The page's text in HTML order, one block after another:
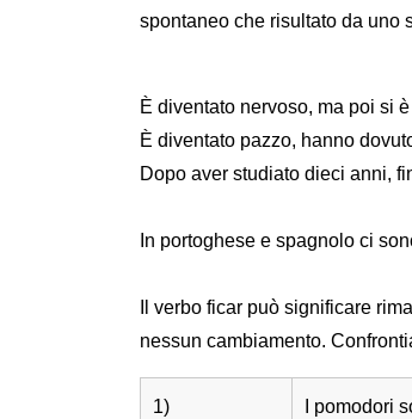
spontaneo che risultato da uno
È diventato nervoso, ma poi si
È diventato pazzo, hanno
Dopo aver studiato dieci anni,
In portoghese e spagnolo ci
Il verbo ficar può significare
nessun cambiamento.
1) I pomodori